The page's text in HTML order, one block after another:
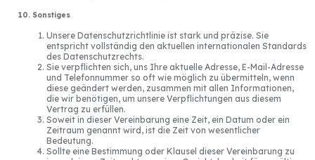
10. Sonstiges
Unsere Datenschutzrichtlinie ist stark und präzise. Sie
entspricht vollständig den aktuellen internationalen Standards
des Datenschutzrechts.
Sie verpflichten sich, uns Ihre aktuelle Adresse, E-Mail-Adresse
und Telefonnummer so oft wie möglich zu übermitteln, wenn
diese geändert werden, zusammen mit allen Informationen,
die wir benötigen, um unsere Verpflichtungen aus diesem
Vertrag zu erfüllen.
Soweit in dieser Vereinbarung eine Zeit, ein Datum oder ein
Zeitraum genannt wird, ist die Zeit von wesentlicher
Bedeutung.
Sollte eine Bestimmung oder Klausel dieser Vereinbarung zu